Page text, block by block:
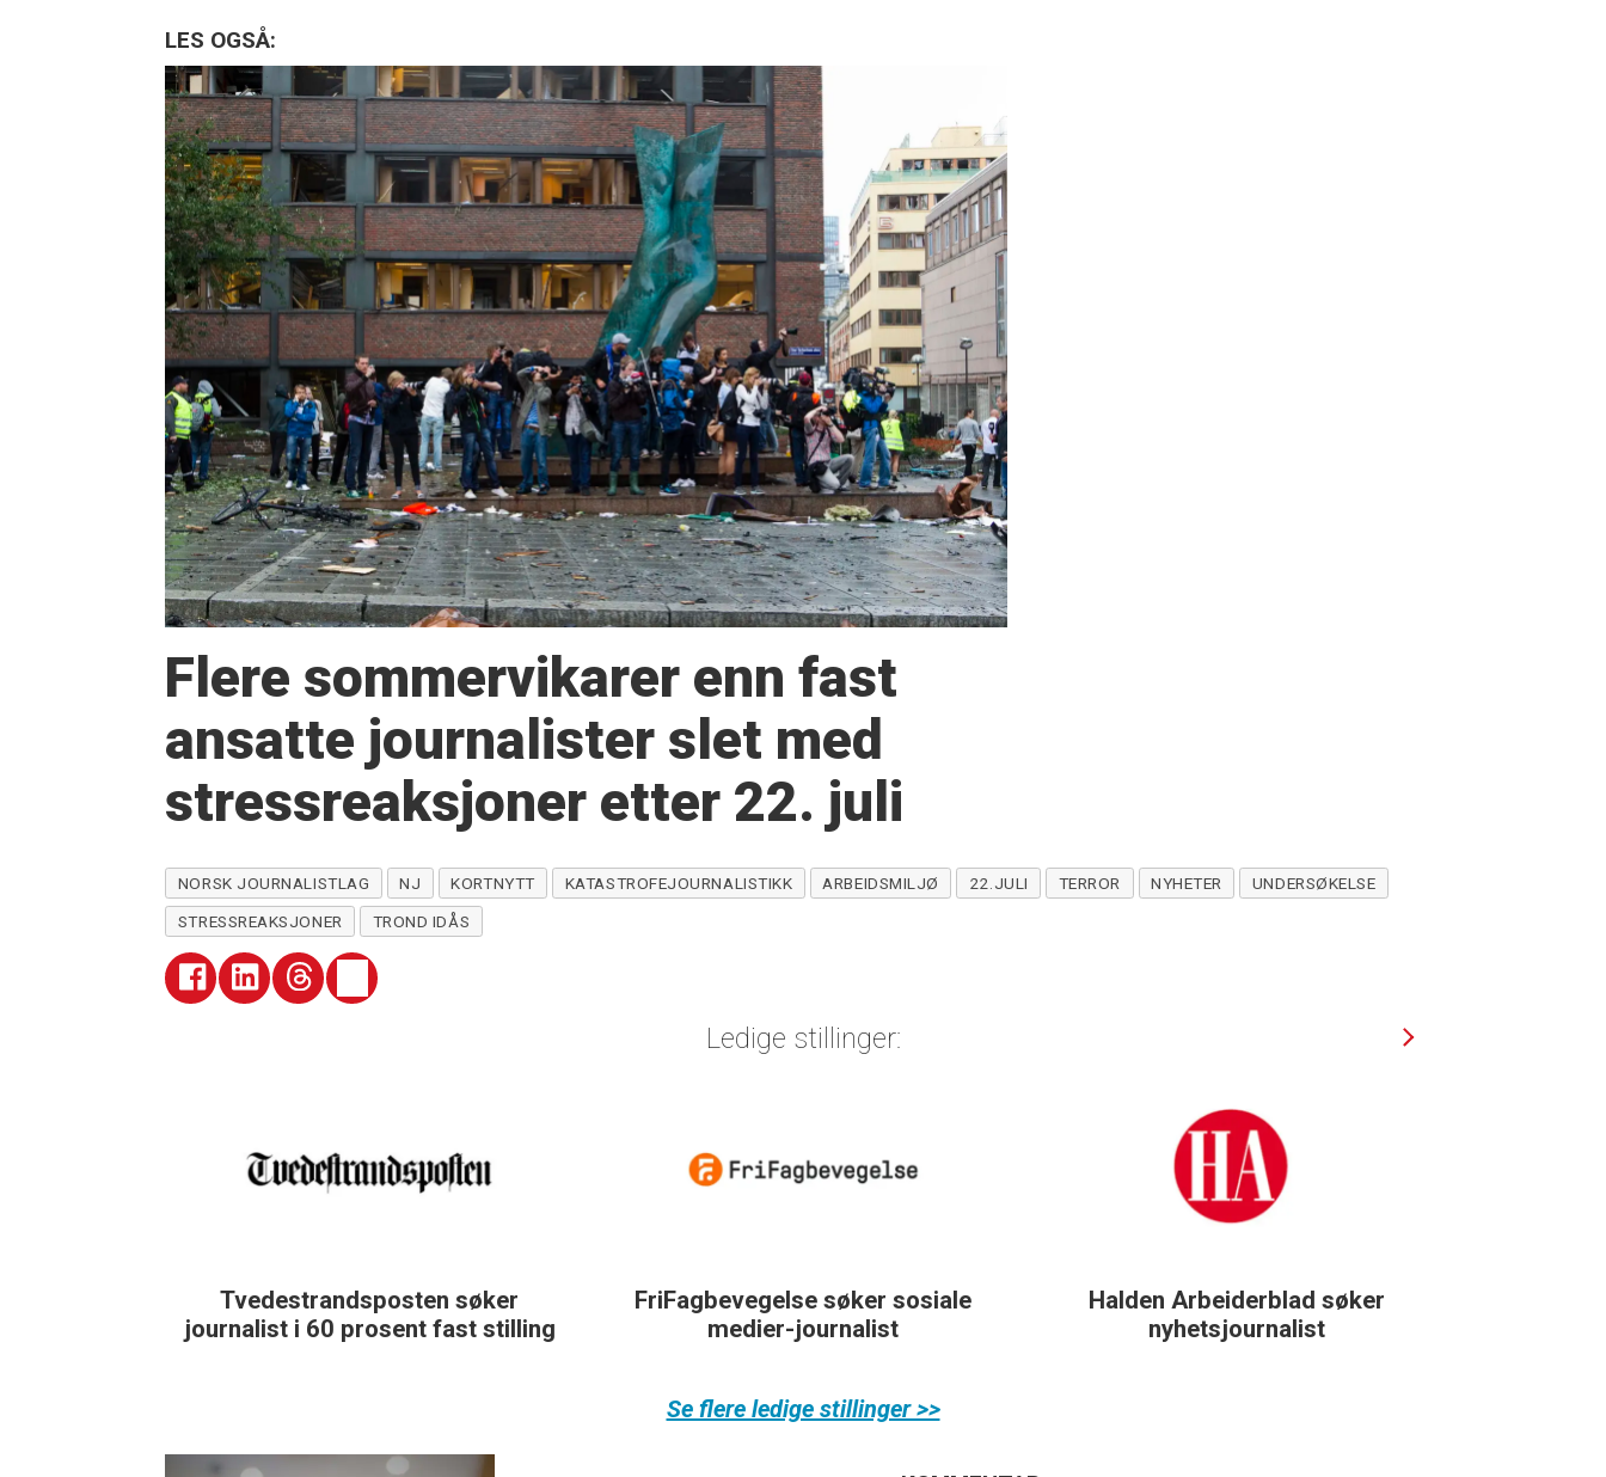
LES OGSÅ:
Flere sommervikarer enn fast
ansatte journalister slet med
stressreaksjoner etter 22. juli
NORSK JOURNALISTLAG NJ KORTNYTT KATASTROFEJOURNALISTIKK ARBEIDSMILJØ 22.JULI TERROR NYHETER
UNDERSØKELSE
STRESSREAKSJONER
TROND IDÅS
Ledige stillinger:
Tvedestrandsposten søker
journalist i 60 prosent fast stilling
FriFagbevegelse søker sosiale
medier-journalist
Halden Arbeiderblad søker
nyhetsjournalist
Se flere ledige stillinger >>